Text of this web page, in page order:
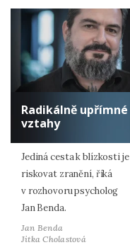
Radikálně upřímné
vztahy
Jediná cesta k blízkosti je
riskovat zranění, říká
v rozhovoru psycholog
Jan Benda.
Jan Benda
Jitka Cholastová